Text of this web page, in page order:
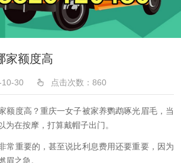
家额度高
10-30 点击次数： 860
度高？重庆一女子被家养鹦鹉啄光眉毛，当
为在按摩，打算戴帽子出门。
常重要的，甚至说比利息费用还要重要，因为
眉之急。